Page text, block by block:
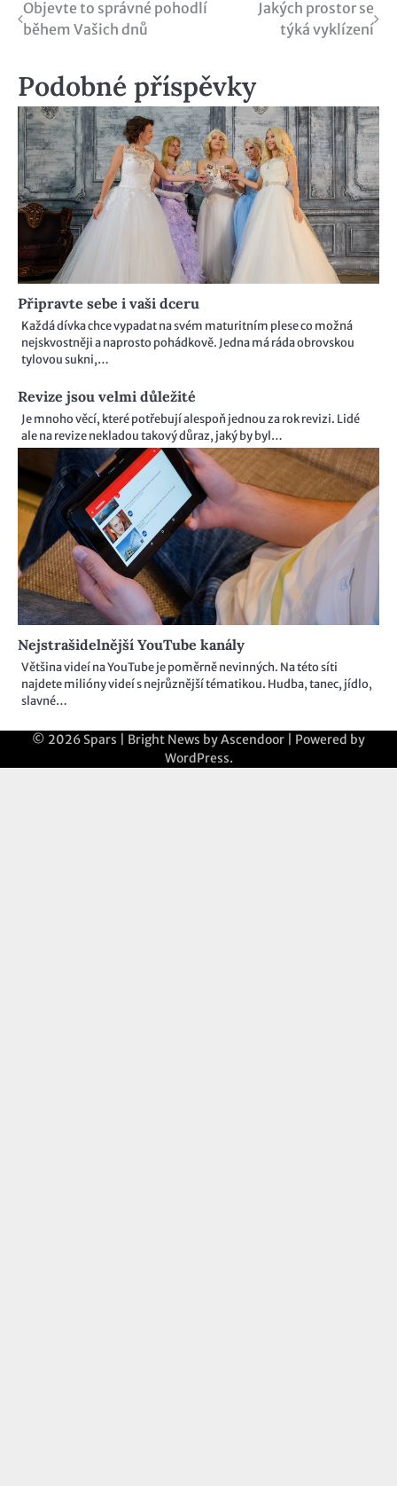
Navigace
pro
příspěvek
Objevte to správné pohodlí
během Vašich dnů
Jakých prostor se
týká vyklízení
Podobné příspěvky
Připravte sebe i vaši dceru
Každá dívka chce vypadat na svém maturitním plese co možná
nejskvostněji a naprosto pohádkově. Jedna má ráda obrovskou
tylovou sukni,…
Revize jsou velmi důležité
Je mnoho věcí, které potřebují alespoň jednou za rok revizi. Lidé
ale na revize nekladou takový důraz, jaký by byl…
Nejstrašidelnější YouTube kanály
Většina videí na YouTube je poměrně nevinných. Na této síti
najdete milióny videí s nejrůznější tématikou. Hudba, tanec, jídlo,
slavné…
© 2026 Spars | Bright News byAscendoor | Powered by
WordPress.